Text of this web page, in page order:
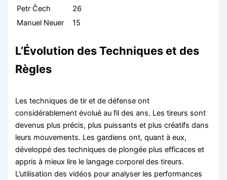
Petr Čech
26
Manuel Neuer
15
L’Évolution des Techniques et des
Règles
Les techniques de tir et de défense ont
considérablement évolué au fil des ans. Les tireurs sont
devenus plus précis, plus puissants et plus créatifs dans
leurs mouvements. Les gardiens ont, quant à eux,
développé des techniques de plongée plus efficaces et
appris à mieux lire le langage corporel des tireurs.
L’utilisation des vidéos pour analyser les performances